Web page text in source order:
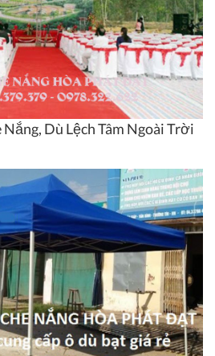
Dù Lệch Tâm Ngoài Trời